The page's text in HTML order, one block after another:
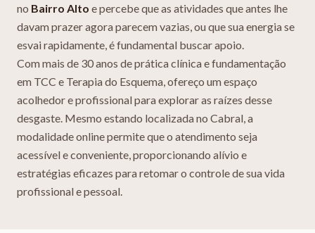
no Bairro Alto e percebe que as atividades que antes lhe
davam prazer agora parecem vazias, ou que sua energia se
esvai rapidamente, é fundamental buscar apoio.
Com mais de 30 anos de prática clínica e fundamentação
em TCC e Terapia do Esquema, ofereço um espaço
acolhedor e profissional para explorar as raízes desse
desgaste. Mesmo estando localizada no Cabral, a
modalidade online permite que o atendimento seja
acessível e conveniente, proporcionando alívio e
estratégias eficazes para retomar o controle de sua vida
profissional e pessoal.